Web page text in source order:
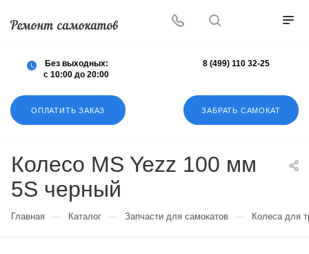
ОПЛАТИТЬ ЗАКАЗ ЗАБРАТЬ САМОКАТ
Без выходных:
с 10:00 до 20:00
8 (499) 110 32-25
Колесо MS Yezz 100 мм
5S черный
Главная — Каталог — Запчасти для самокатов — Колеса для